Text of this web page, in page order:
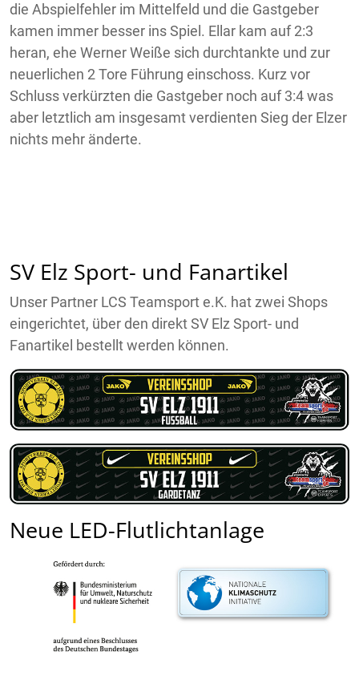
die Abspielfehler im Mittelfeld und die Gastgeber
kamen immer besser ins Spiel. Ellar kam auf 2:3
heran, ehe Werner Weiße sich durchtankte und zur
neuerlichen 2 Tore Führung einschoss. Kurz vor
Schluss verkürzten die Gastgeber noch auf 3:4 was
aber letztlich am insgesamt verdienten Sieg der Elzer
nichts mehr änderte.
SV Elz Sport- und Fanartikel
Unser Partner LCS Teamsport e.K. hat zwei Shops
eingerichtet, über den direkt SV Elz Sport- und
Fanartikel bestellt werden können.
Neue LED-Flutlichtanlage